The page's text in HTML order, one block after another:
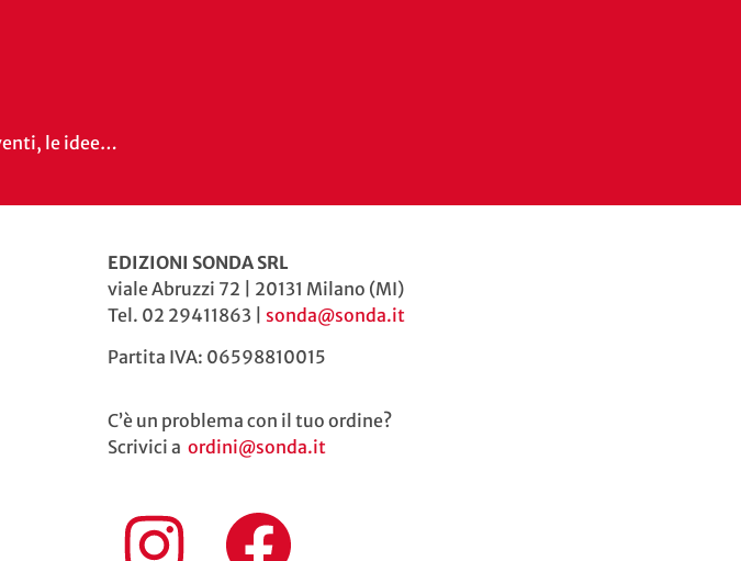
le idee…
EDIZIONI SONDA SRL
viale Abruzzi 72 | 20131 Milano (MI)
Tel. 02 29411863 | sonda@sonda.it
Partita IVA: 06598810015
C’è un problema con il tuo ordine?
Scrivici a ordini@sonda.it